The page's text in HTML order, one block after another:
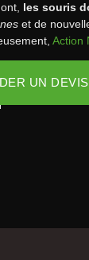
les souris
et de
Action
UN DEVIS